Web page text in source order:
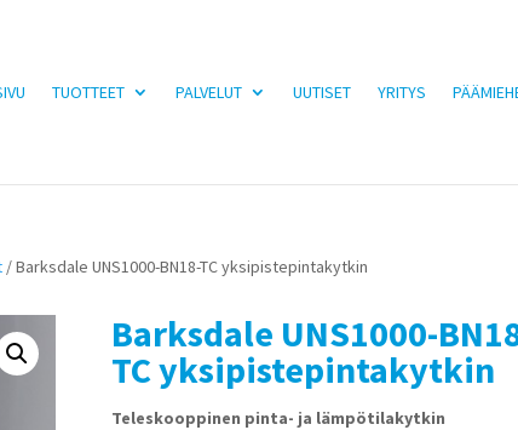
TUOTTEET PALVELUT UUTISET YRITYS
/ Barksdale UNS1000-BN18-TC yksipistepintakytkin
Barksdale UNS1000-
TC yksipistepintakytkin
Teleskooppinen pinta- ja lämpötilakytkin